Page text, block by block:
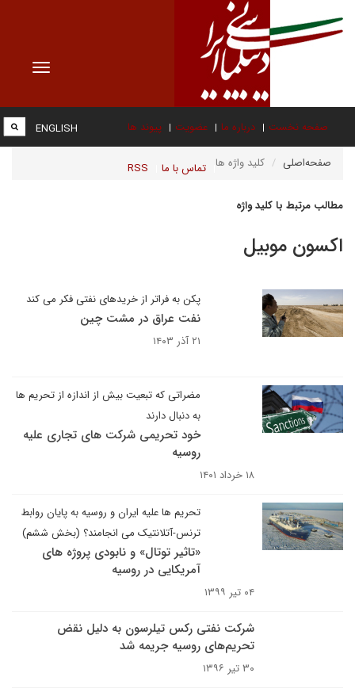
Toggle
صفحه نخست درباره ما عضویت پیوند ها
تماس با ما RSS
ENGLISH
صفحه‌اصلی کلید واژه ها
مطالب مرتبط با کلید واژه
اکسون موبیل
پکن به فراتر از خریدهای نفتی فکر می کند
نفت عراق در مشت چین
۲۱ آذر ۱۴۰۳
مضراتی که تبعیت بیش از اندازه از تحریم ها
به دنبال دارند
خود تحریمی شرکت های تجاری علیه
روسیه
۱۸ خرداد ۱۴۰۱
تحریم ها علیه ایران و روسیه به پایان روابط
ترنس-آتلانتیک می انجامند؟ (بخش ششم)
«تاثیر توتال» و نابودی پروژه های
آمریکایی در روسیه
۰۴ تیر ۱۳۹۹
شرکت نفتی رکس تیلرسون به دلیل نقض
تحریم‌های روسیه جریمه شد
۳۰ تیر ۱۳۹۶